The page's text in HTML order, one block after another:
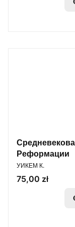
Реформации
ПРОИЗВОДИТЕЛЬ
УИКЕМ К.
Цена
75,00 zł